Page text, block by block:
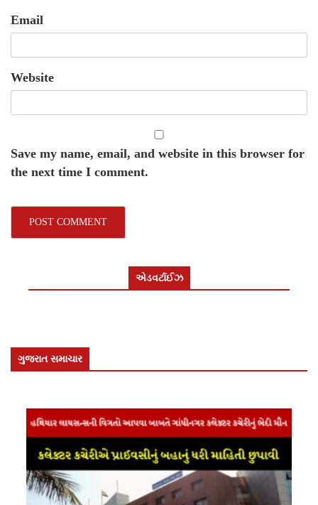
Email
Website
Save my name, email, and website in this browser for
the next time I comment.
એડવર્ટાઈઝ
ગુજરાત સમાચાર